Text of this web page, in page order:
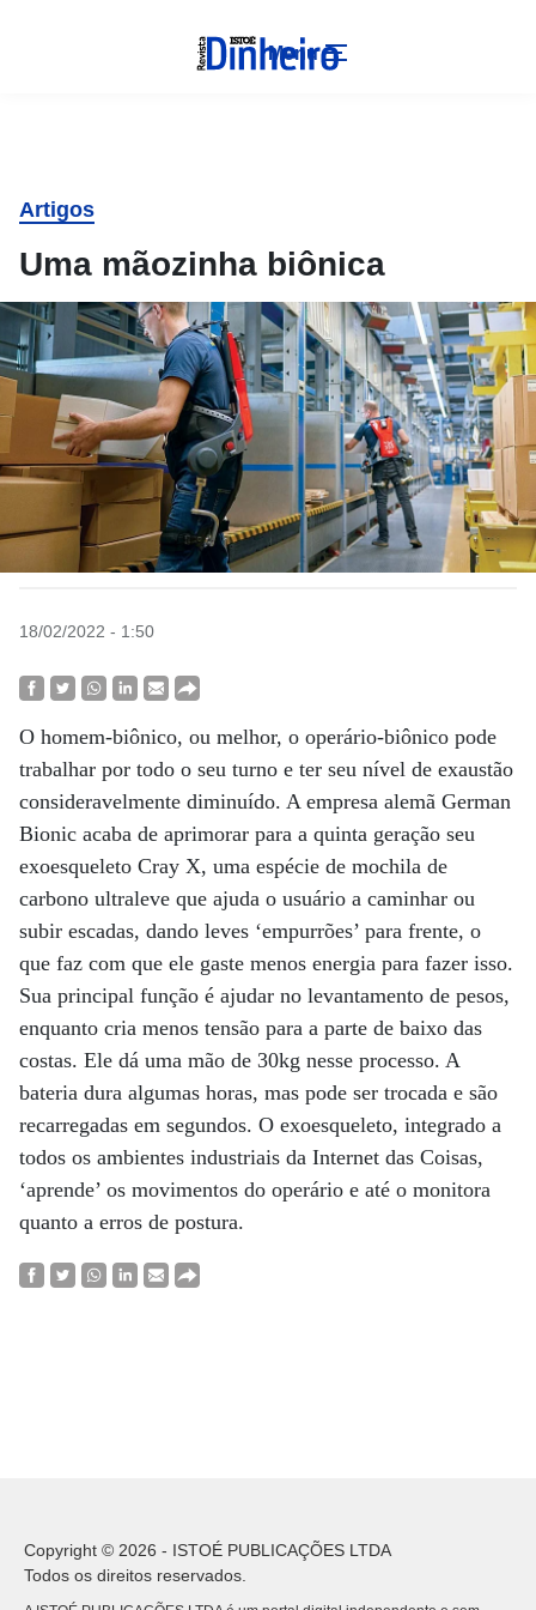
Menu
Artigos
Uma mãozinha biônica
18/02/2022 - 1:50
O homem-biônico, ou melhor, o operário-biônico pode
trabalhar por todo o seu turno e ter seu nível de exaustão
consideravelmente diminuído. A empresa alemã German
Bionic acaba de aprimorar para a quinta geração seu
exoesqueleto Cray X, uma espécie de mochila de
carbono ultraleve que ajuda o usuário a caminhar ou
subir escadas, dando leves ‘empurrões’ para frente, o
que faz com que ele gaste menos energia para fazer isso.
Sua principal função é ajudar no levantamento de pesos,
enquanto cria menos tensão para a parte de baixo das
costas. Ele dá uma mão de 30kg nesse processo. A
bateria dura algumas horas, mas pode ser trocada e são
recarregadas em segundos. O exoesqueleto, integrado a
todos os ambientes industriais da Internet das Coisas,
‘aprende’ os movimentos do operário e até o monitora
quanto a erros de postura.
Copyright © 2026 - ISTOÉ PUBLICAÇÕES LTDA
Todos os direitos reservados.